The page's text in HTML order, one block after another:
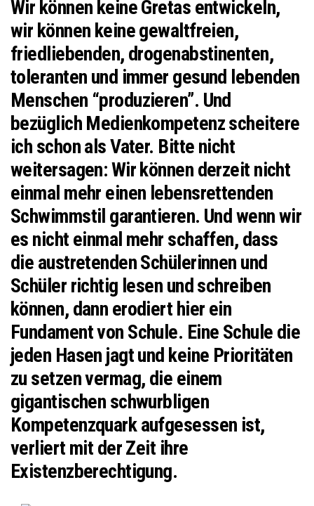
Wir können keine Gretas entwickeln,
wir können keine gewaltfreien,
friedliebenden, drogenabstinenten,
toleranten und immer gesund lebenden
Menschen “produzieren”. Und
bezüglich Medienkompetenz scheitere
ich schon als Vater. Bitte nicht
weitersagen: Wir können derzeit nicht
einmal mehr einen lebensrettenden
Schwimmstil garantieren. Und wenn wir
es nicht einmal mehr schaffen, dass
die austretenden Schülerinnen und
Schüler richtig lesen und schreiben
können, dann erodiert hier ein
Fundament von Schule. Eine Schule die
jeden Hasen jagt und keine Prioritäten
zu setzen vermag, die einem
gigantischen schwurbligen
Kompetenzquark aufgesessen ist,
verliert mit der Zeit ihre
Existenzberechtigung.